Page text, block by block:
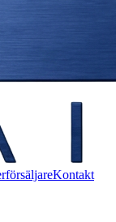
Kontakt